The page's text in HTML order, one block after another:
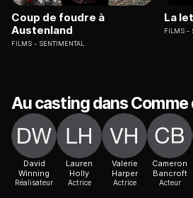
Coup de foudre à
Austenland
FILMS SENTIMENTAL
La
FILMS
Au casting dans Comme
David
Winning
Réalisateur
Lauren
Holly
Actrice
Valerie
Harper
Actrice
Cameron
Bancroft
Acteur